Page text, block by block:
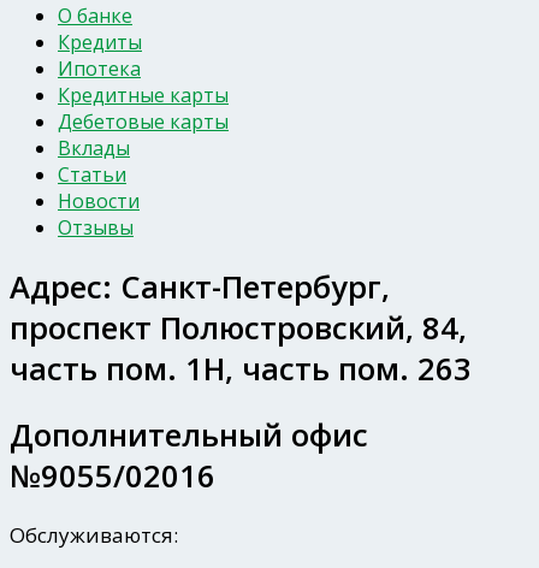
О банке
Кредиты
Ипотека
Кредитные карты
Дебетовые карты
Вклады
Статьи
Новости
Отзывы
Адрес: Санкт-Петербург,
проспект Полюстровский, 84,
часть пом. 1Н, часть пом. 263
Дополнительный офис
№9055/02016
Обслуживаются: